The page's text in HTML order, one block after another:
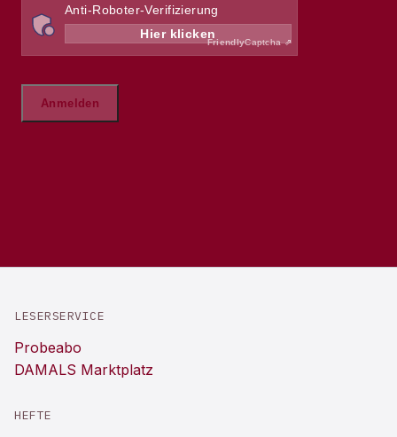
LESERSERVICE
Probeabo
DAMALS Marktplatz
HEFTE